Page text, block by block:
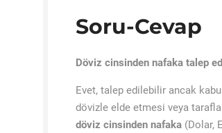
Soru-Cevap
Döviz cinsinden nafaka talep
Evet, talep edilebilir ancak
dövizle elde etmesi veya
döviz cinsinden nafaka (Dolar,